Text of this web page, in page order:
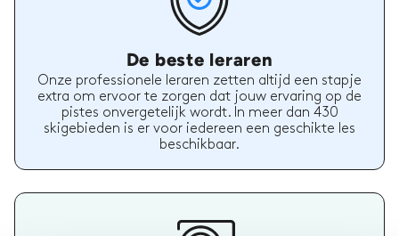
De beste leraren
Onze professionele leraren zetten altijd een stapje
extra om ervoor te zorgen dat jouw ervaring op de
pistes onvergetelijk wordt. In meer dan 430
skigebieden is er voor iedereen een geschikte les
beschikbaar.